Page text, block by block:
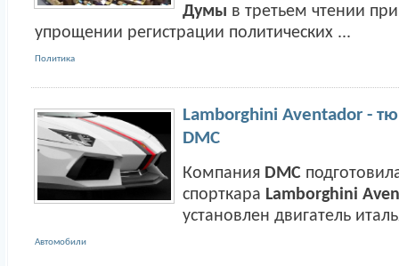
Думы в третьем чтении
упрощении регистрации политических ...
Политика
Lamborghini Aventador -
DMC
Компания DMC
спорткара Lamborghini
установлен двигатель
Автомобили